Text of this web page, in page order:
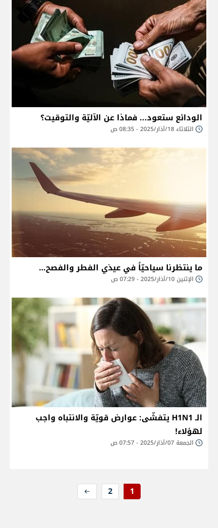
الودائع ستعود... فماذا عن الآليّة والتوقيت؟
الثلاثاء 18/آذار/2025 - 08:35 ص
ما ينتظرنا سياحيّاً في عيدَي الفطر والفصح…
الإثنين 10/آذار/2025 - 07:29 ص
الـ H1N1 يتفشّى: عوارض قويّة والانتباه واجب
لهؤلاء!
الجمعة 07/آذار/2025 - 07:57 ص
1
2